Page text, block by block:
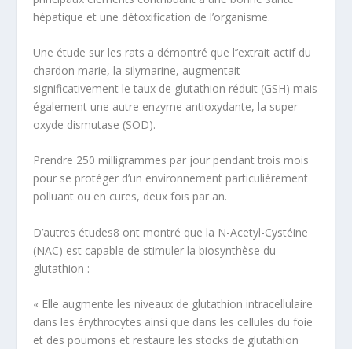
hépatique et une détoxification de l’organisme.
Une étude sur les rats a démontré que l’’extrait actif du
chardon marie, la silymarine, augmentait
significativement le taux de glutathion réduit (GSH) mais
également une autre enzyme antioxydante, la super
oxyde dismutase (SOD).
Prendre 250 milligrammes par jour pendant trois mois
pour se protéger d’un environnement particulièrement
polluant ou en cures, deux fois par an.
D’autres études8 ont montré que la N-Acetyl-Cystéine
(NAC) est capable de stimuler la biosynthèse du
glutathion :
« Elle augmente les niveaux de glutathion intracellulaire
dans les érythrocytes ainsi que dans les cellules du foie
et des poumons et restaure les stocks de glutathion